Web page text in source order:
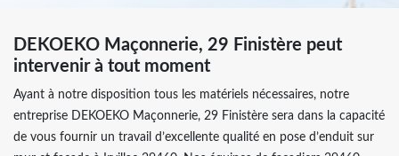
DEKOEKO Maçonnerie, 29 Finistère peut
intervenir à tout moment
Ayant à notre disposition tous les matériels nécessaires, notre
entreprise DEKOEKO Maçonnerie, 29 Finistère sera dans la capacité
de vous fournir un travail d’excellente qualité en pose d’enduit sur